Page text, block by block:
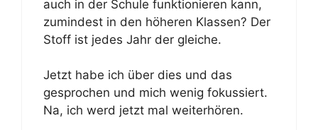
auch in der Schule funktionieren kann,
zumindest in den höheren Klassen? Der
Stoff ist jedes Jahr der gleiche.
Jetzt habe ich über dies und das
gesprochen und mich wenig fokussiert.
Na, ich werd jetzt mal weiterhören.